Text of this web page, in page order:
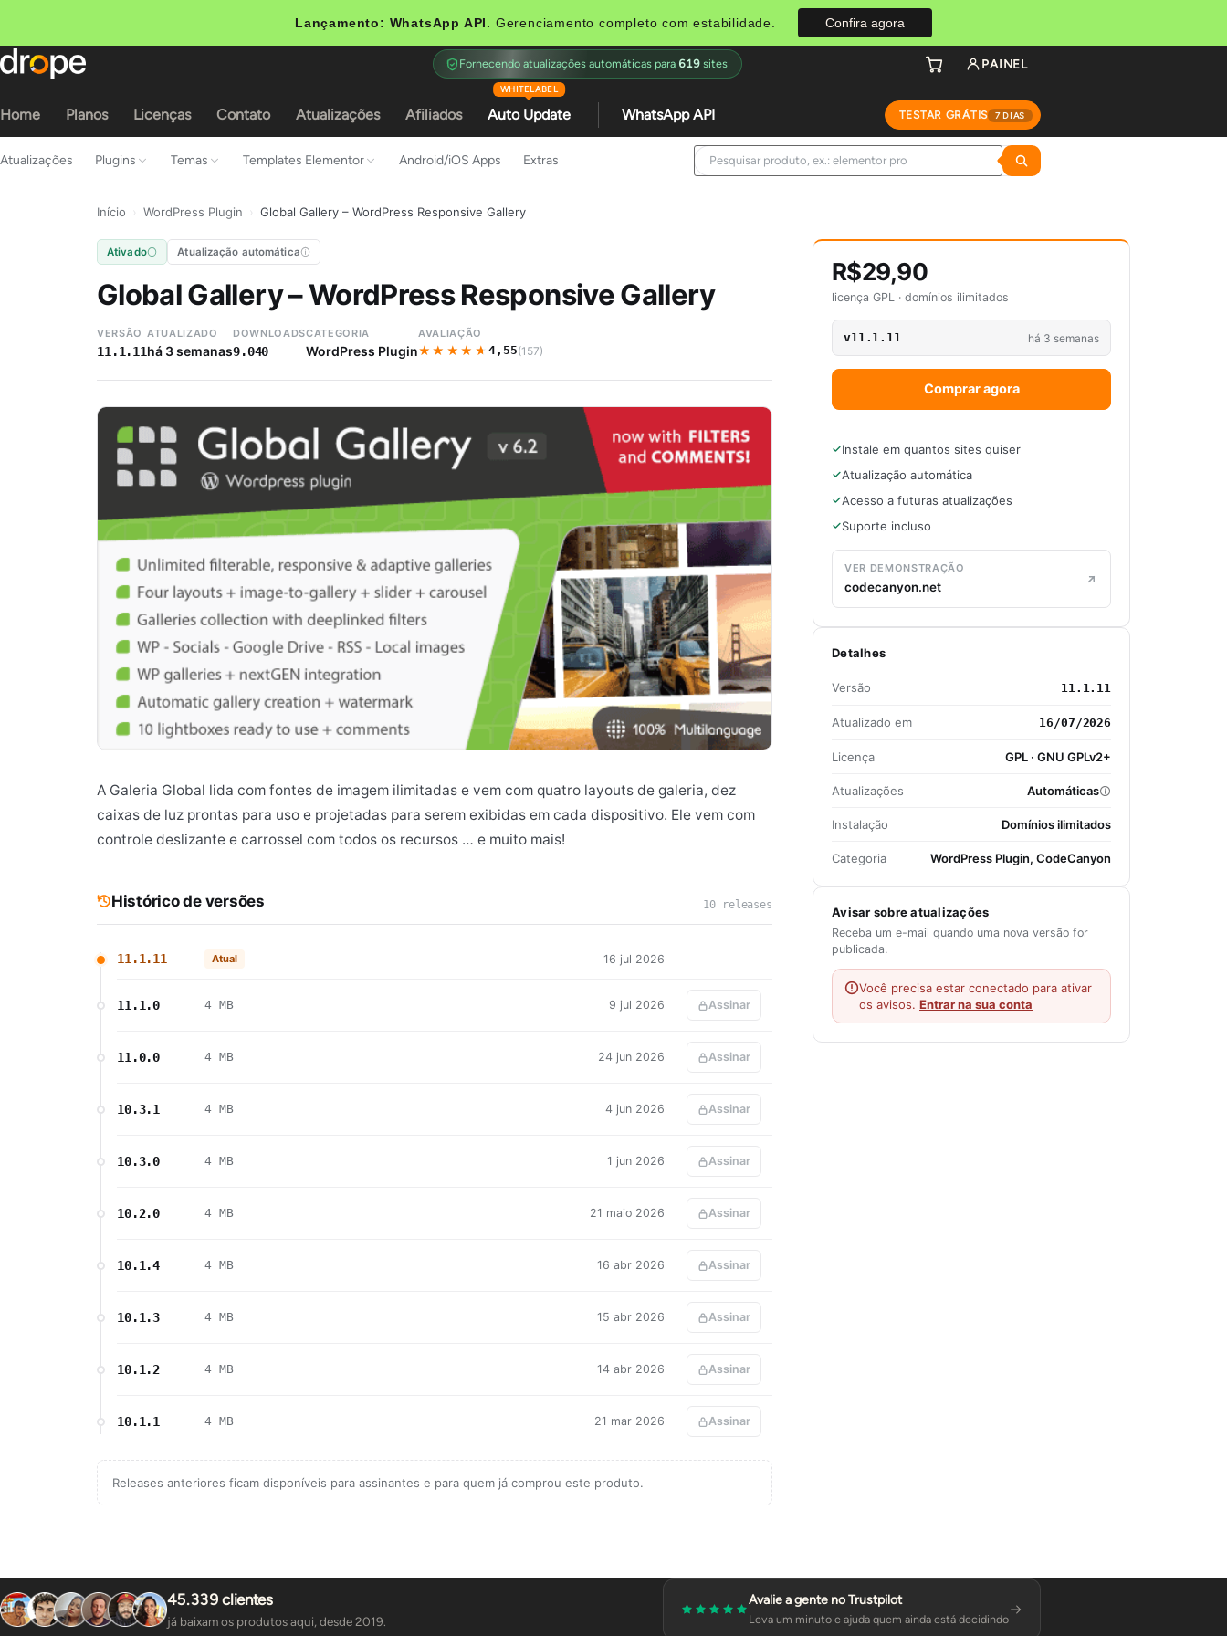
Lançamento: WhatsApp API. Gerenciamento completo com estabilidade. Confira agora
Home Planos Licenças Contato Atualizações Afiliados Auto Update
WHITELABEL
WhatsApp API TESTAR GRÁTIS 7 DIAS
Fornecendo atualizações automáticas para 619 sites PAINEL
Atualizações Plugins Temas Templates Elementor Android/iOS Apps Extras
Início WordPress Plugin Global Gallery – WordPress Responsive Gallery
Ativado Atualização automática
Global Gallery – WordPress Responsive Gallery
VERSÃO
11.1.11
ATUALIZADO
há 3 semanas
DOWNLOADS
9.040
CATEGORIA
WordPress Plugin
AVALIAÇÃO
★★★★★
★★★★★4,55(157)
A Galeria Global lida com fontes de imagem ilimitadas e vem com quatro layouts de galeria, dez
caixas de luz prontas para uso e projetadas para serem exibidas em cada dispositivo. Ele vem com
controle deslizante e carrossel com todos os recursos … e muito mais!
Histórico de versões 10 releases
11.1.11 Atual 16 jul 2026
11.1.0 4 MB 9 jul 2026 Assinar
11.0.0 4 MB 24 jun 2026 Assinar
10.3.1 4 MB 4 jun 2026 Assinar
10.3.0 4 MB 1 jun 2026 Assinar
10.2.0 4 MB 21 maio 2026 Assinar
10.1.4 4 MB 16 abr 2026 Assinar
10.1.3 4 MB 15 abr 2026 Assinar
10.1.2 4 MB 14 abr 2026 Assinar
10.1.1 4 MB 21 mar 2026 Assinar
Releases anteriores ficam disponíveis para assinantes e para quem já comprou este produto.
R$29,90
licença GPL · domínios ilimitados
v11.1.11 há 3 semanas
Comprar agora
Instale em quantos sites quiser
Atualização automática
Acesso a futuras atualizações
Suporte incluso
VER DEMONSTRAÇÃO
codecanyon.net
Detalhes
Versão 11.1.11
Atualizado em 16/07/2026
Licença GPL · GNU GPLv2+
Atualizações Automáticas
Instalação Domínios ilimitados
Categoria WordPress Plugin, CodeCanyon
Avisar sobre atualizações
Receba um e-mail quando uma nova versão for
publicada.
Você precisa estar conectado para ativar
os avisos. Entrar na sua conta
45.339 clientes
já baixam os produtos aqui, desde 2019.
Avalie a gente no Trustpilot
Leva um minuto e ajuda quem ainda está decidindo